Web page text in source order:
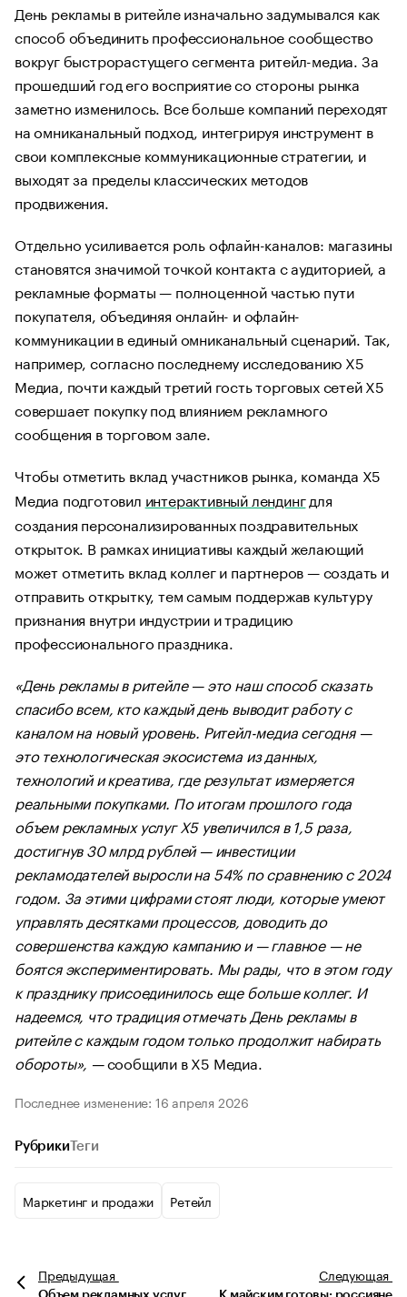
День рекламы в ритейле изначально задумывался как
способ объединить профессиональное сообщество
вокруг быстрорастущего сегмента ритейл-медиа. За
прошедший год его восприятие со стороны рынка
заметно изменилось. Все больше компаний переходят
на омниканальный подход, интегрируя инструмент в
свои комплексные коммуникационные стратегии, и
выходят за пределы классических методов
продвижения.
Отдельно усиливается роль офлайн-каналов: магазины
становятся значимой точкой контакта с аудиторией, а
рекламные форматы — полноценной частью пути
покупателя, объединяя онлайн- и офлайн-
коммуникации в единый омниканальный сценарий. Так,
например, согласно последнему исследованию Х5
Медиа, почти каждый третий гость торговых сетей Х5
совершает покупку под влиянием рекламного
сообщения в торговом зале.
Чтобы отметить вклад участников рынка, команда Х5
Медиа подготовил интерактивный лендингдля
создания персонализированных поздравительных
открыток. В рамках инициативы каждый желающий
может отметить вклад коллег и партнеров — создать и
отправить открытку, тем самым поддержав культуру
признания внутри индустрии и традицию
профессионального праздника.
«День рекламы в ритейле — это наш способ сказать
спасибо всем, кто каждый день выводит работу с
каналом на новый уровень. Ритейл-медиа сегодня —
это технологическая экосистема из данных,
технологий и креатива, где результат измеряется
реальными покупками. По итогам прошлого года
объем рекламных услуг Х5 увеличился в 1,5 раза,
достигнув 30 млрд рублей — инвестиции
рекламодателей выросли на 54% по сравнению с 2024
годом. За этими цифрами стоят люди, которые умеют
управлять десятками процессов, доводить до
совершенства каждую кампанию и — главное — не
боятся экспериментировать. Мы рады, что в этом году
к празднику присоединилось еще больше коллег. И
надеемся, что традиция отмечать День рекламы в
ритейле с каждым годом только продолжит набирать
обороты», —сообщили в Х5 Медиа.
Последнее изменение: 16 апреля 2026
Рубрики Теги
Маркетинг и продажи Ретейл
Предыдущая Следующая